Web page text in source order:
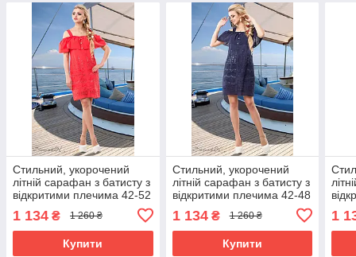
Стильний, укорочений
літній сарафан з батисту з
відкритими плечима 42-52
1 134 ₴ 1 260 ₴
Купити
Стильний, укорочений
літній сарафан з батисту з
відкритими плечима 42-48
1 134₴ 1 260 ₴
Купити
1